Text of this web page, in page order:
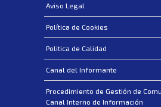
Aviso Legal
Política de Cookies
Politica de Calidad
Canal del Informante
Procedimiento de Gestión de
Canal Interno de Información